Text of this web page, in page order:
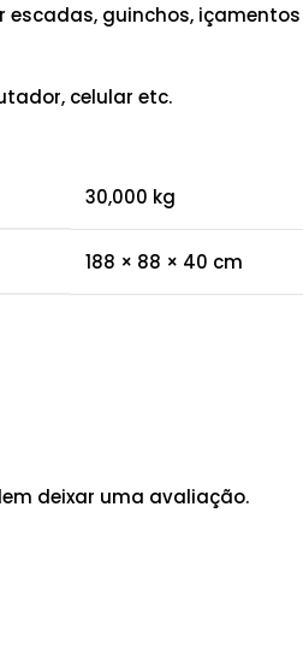
guinchos,
celular etc.
30,000 kg
188 × 88 × 40 cm
deixar uma avaliação.